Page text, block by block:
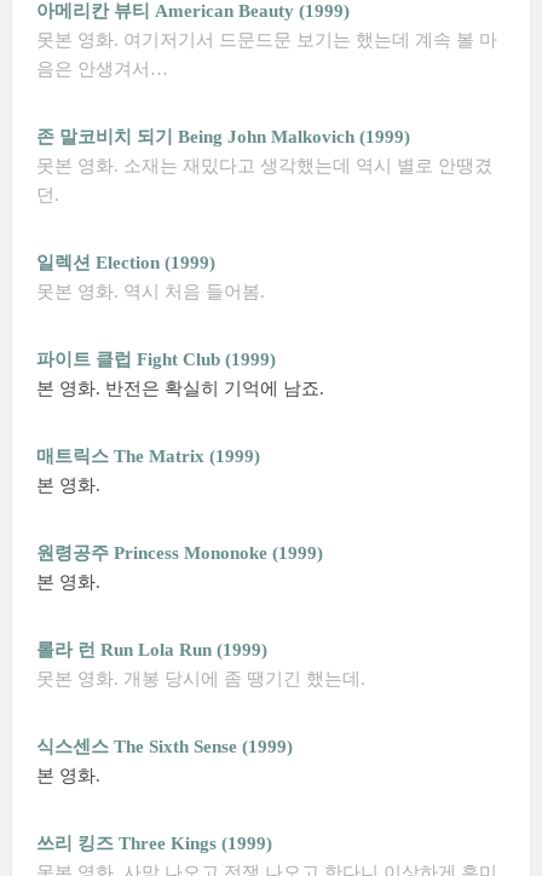
아메리칸 뷰티 American Beauty (1999)
못본 영화. 여기저기서 드문드문 보기는 했는데 계속 볼 마
음은 안생겨서…
존 말코비치 되기 Being John Malkovich (1999)
못본 영화. 소재는 재밌다고 생각했는데 역시 별로 안땡겼
던.
일렉션 Election (1999)
못본 영화. 역시 처음 들어봄.
파이트 클럽 Fight Club (1999)
본 영화. 반전은 확실히 기억에 남죠.
매트릭스 The Matrix (1999)
본 영화.
원령공주 Princess Mononoke (1999)
본 영화.
롤라 런 Run Lola Run (1999)
못본 영화. 개봉 당시에 좀 땡기긴 했는데.
식스센스 The Sixth Sense (1999)
본 영화.
쓰리 킹즈 Three Kings (1999)